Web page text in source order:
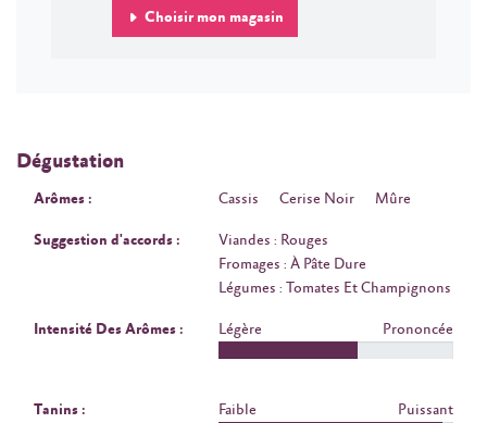
Choisir mon magasin
Dégustation
Arômes : Cassis Cerise Noir Mûre
Suggestion d'accords :
Viandes : Rouges
Fromages : À Pâte Dure
Légumes : Tomates Et Champignons
Intensité Des Arômes : Légère Prononcée
Tanins : Faible Puissant